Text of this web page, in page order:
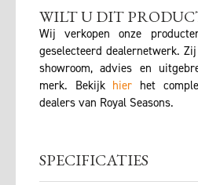
WILT U DIT
Wij verkopen onze
geselecteerd dealernetwerk.
showroom, advies en
merk. Bekijk hier het
dealers van Royal Seasons.
SPECIFICATIES